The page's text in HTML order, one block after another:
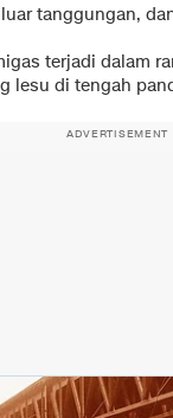
tanggungan,
terjadi dalam
lesu di tengah
ADVERTISEMENT